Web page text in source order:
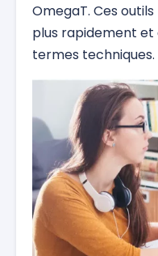
OmegaT. Ces
plus rapidement et
termes techniques.